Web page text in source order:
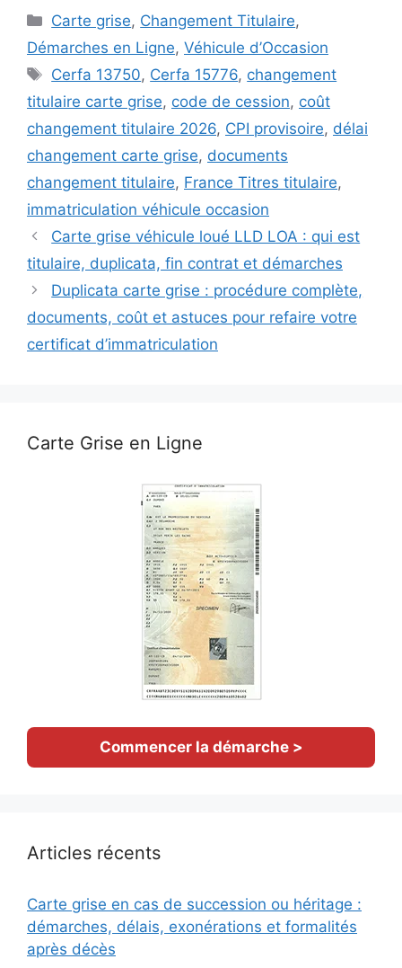
Catégories
Carte grise, Changement Titulaire,
Démarches en Ligne, Véhicule d’Occasion
Étiquettes
Cerfa 13750, Cerfa 15776, changement
titulaire carte grise, code de cession, coût
changement titulaire 2026, CPI provisoire, délai
changement carte grise, documents
changement titulaire, France Titres titulaire,
immatriculation véhicule occasion
Carte grise véhicule loué LLD LOA : qui est
titulaire, duplicata, fin contrat et démarches
Duplicata carte grise : procédure complète,
documents, coût et astuces pour refaire votre
certificat d’immatriculation
Carte Grise en Ligne
Commencer la démarche >
Articles récents
Carte grise en cas de succession ou héritage :
démarches, délais, exonérations et formalités
après décès